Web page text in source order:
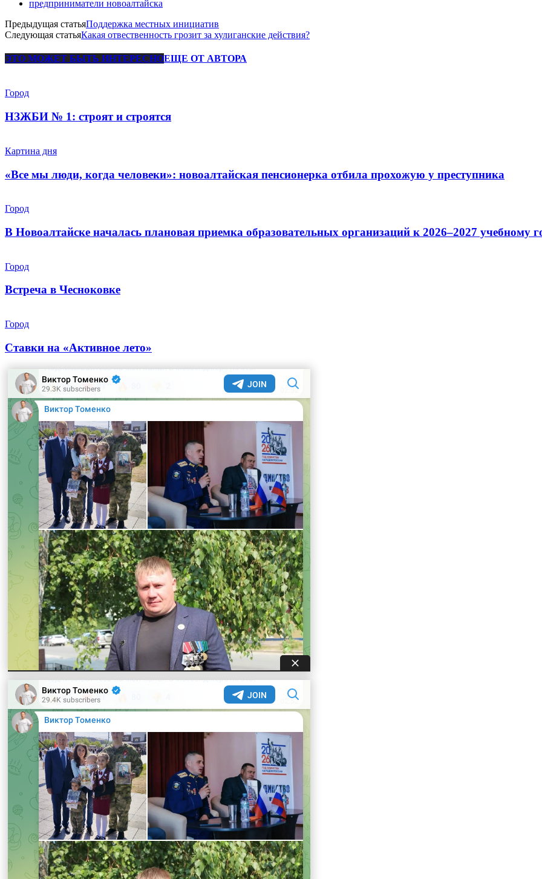
предприниматели новоалтайска
Предыдущая статьяПоддержка местных инициатив
Следующая статьяКакая отвественность грозит за хулиганские действия?
ЭТО МОЖЕТ БЫТЬ ИНТЕРЕСНОЕЩЕ ОТ АВТОРА
Город
НЗЖБИ № 1: строят и строятся
Картина дня
«Все мы люди, когда человеки»: новоалтайская пенсионерка отбила прохожую у преступника
Город
В Новоалтайске началась плановая приемка образовательных организаций к 2026–2027 учебному
Город
Встреча в Чесноковке
Город
Ставки на «Активное лето»